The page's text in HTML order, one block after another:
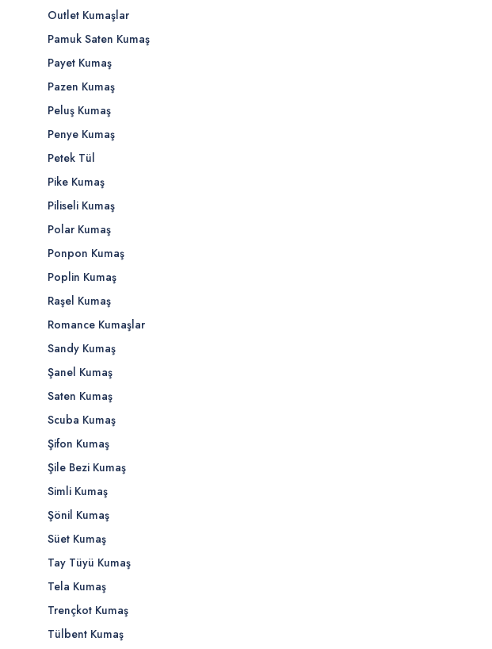
Outlet Kumaşlar
Pamuk Saten Kumaş
Payet Kumaş
Pazen Kumaş
Peluş Kumaş
Penye Kumaş
Petek Tül
Pike Kumaş
Piliseli Kumaş
Polar Kumaş
Ponpon Kumaş
Poplin Kumaş
Raşel Kumaş
Romance Kumaşlar
Sandy Kumaş
Şanel Kumaş
Saten Kumaş
Scuba Kumaş
Şifon Kumaş
Şile Bezi Kumaş
Simli Kumaş
Şönil Kumaş
Süet Kumaş
Tay Tüyü Kumaş
Tela Kumaş
Trençkot Kumaş
Tülbent Kumaş